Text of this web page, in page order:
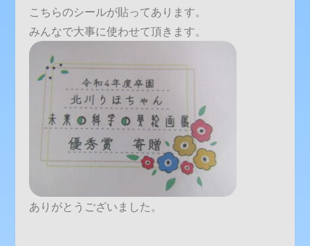
こちらのシールが貼ってあります。
みんなで大事に使わせて頂きます。
ありがとうございました。